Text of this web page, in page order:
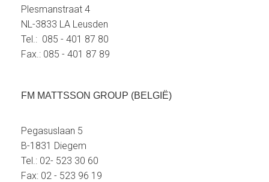
Plesmanstraat 4
NL-3833 LA Leusden
Tel.: 085 - 401 87 80
Fax.: 085 - 401 87 89
FM MATTSSON GROUP (BELGIË)
Pegasuslaan 5
B-1831 Diegem
Tel.: 02- 523 30 60
Fax: 02 - 523 96 19